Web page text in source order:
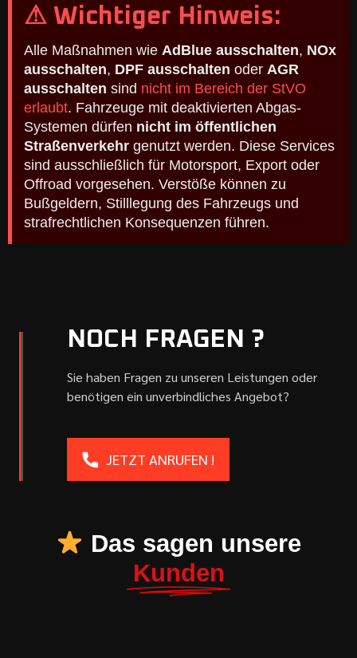
⚠ Wichtiger Hinweis:
Alle Maßnahmen wie AdBlue ausschalten, NOx
ausschalten, DPF ausschalten oder AGR
ausschalten sind nicht im Bereich der StVO
erlaubt. Fahrzeuge mit deaktivierten Abgas-
Systemen dürfen nicht im öffentlichen
Straßenverkehr genutzt werden. Diese Services
sind ausschließlich für Motorsport, Export oder
Offroad vorgesehen. Verstöße können zu
Bußgeldern, Stilllegung des Fahrzeugs und
strafrechtlichen Konsequenzen führen.
NOCH FRAGEN ?
Sie haben Fragen zu unseren Leistungen oder
benötigen ein unverbindliches Angebot?
JETZT ANRUFEN !
Das sagen unsere
Kunden